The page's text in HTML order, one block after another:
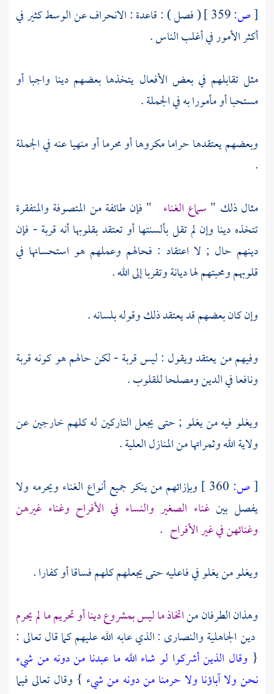
[ص:
( فصل ) : قاعدة : الانحراف عن الوسط كثير في
أكثر الأمور في أغلب الناس .
مثل تقابلهم في بعض الأفعال يتخذها بعضهم دينا واجبا أو
مستحبا أو مأمورا به في الجملة .
وبعضهم يعتقدها حراما مكروها أو محرما أو منهيا عنه في الجملة
.
مثال ذلك " سماع الغناء " فإن طائفة من المتصوفة والمتفقرة
تتخذه دينا وإن لم تقل بألسنتها أو تعتقد بقلوبها أنه قربة - فإن
دينهم حال ; لا اعتقاد : فحالهم وعملهم هو استحسانها في
قلوبهم ومحبتهم لها ديانة وتقربا إلى الله .
وإن كان بعضهم قد يعتقد ذلك وقوله بلسانه .
وفيهم من يعتقد ويقول : ليس قربة - لكن حالهم هو كونه قربة
ونافعا في الدين ومصلحا للقلوب .
ويغلو فيه من يغلو ; حتى يجعل التاركين له كلهم خارجين عن
ولاية الله وثمراتها من المنازل العلية .
[ص:
وبإزائهم من ينكر جميع أنواع الغناء ويحرمه ولا
يفصل بينغناء الصغير والنساء في الأفراح وغناء غيرهن
وغنائهن في غير الأفراح .
ويغلو من يغلو في فاعليه حتى يجعلهم كلهم فساقا أو كفارا .
وهذان الطرفان مناتخاذ ما ليس بمشروع دينا أو تحريم ما لم يحرم
دين الجاهليةوالنصارى : الذي عابه الله عليهم كما قال تعالى :
{ وقال الذين أشركوا لو شاء الله ما عبدنا من دونه من شيء
نحن ولا آباؤنا ولا حرمنا من دونه من شيء } وقال تعالى فيما